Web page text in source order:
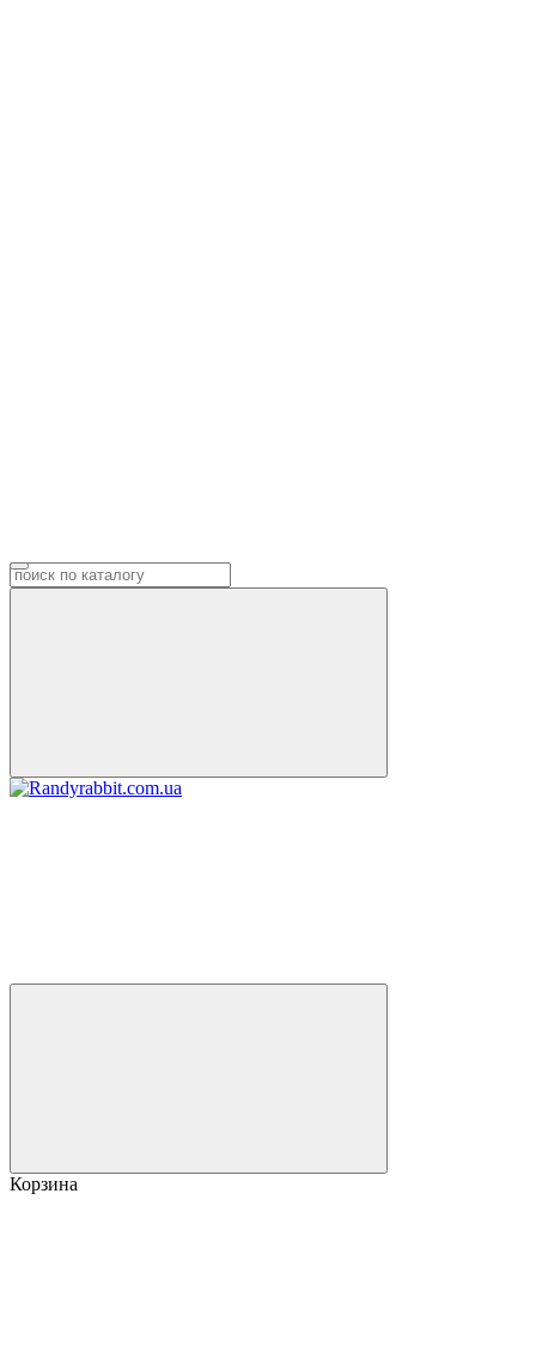
Корзина